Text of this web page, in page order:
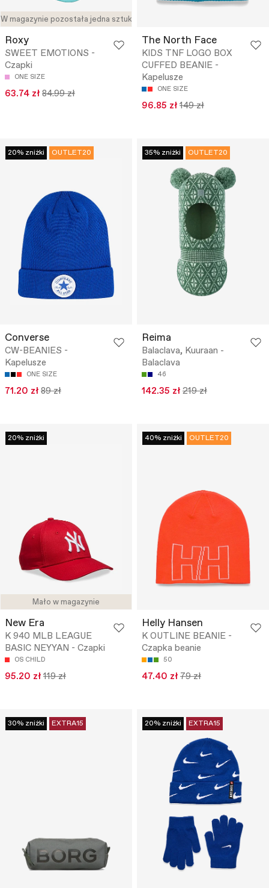
W magazynie pozostała jedna sztuka
Roxy
SWEET EMOTIONS -
Czapki
ONE SIZE
63.74 zł 84.99 zł
The North Face
KIDS TNF LOGO BOX
CUFFED BEANIE -
Kapelusze
ONE SIZE
96.85 zł 149 zł
20% zniżki OUTLET20
Converse
CW-BEANIES -
Kapelusze
ONE SIZE
71.20 zł 89 zł
35% zniżki OUTLET20
Reima
Balaclava, Kuuraan -
Balaclava
46
142.35 zł 219 zł
Mało w magazynie
20% zniżki
New Era
K 940 MLB LEAGUE
BASIC NEYYAN - Czapki
OS CHILD
95.20 zł 119 zł
40% zniżki OUTLET20
Helly Hansen
K OUTLINE BEANIE -
Czapka beanie
50
47.40 zł 79 zł
30% zniżki EXTRA15 20% zniżki EXTRA15